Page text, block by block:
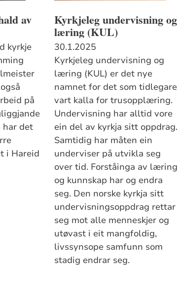
av
kyrkje
på
har det
i Hareid
Kyrkjeleg undervisning og
læring (KUL)
30.1.2025
Kyrkjeleg undervisning og
læring (KUL) er det nye
namnet for det som tidlegare
vart kalla for trusopplæring.
Undervisning har alltid vore
ein del av kyrkja sitt oppdrag.
Samtidig har måten ein
underviser på utvikla seg
over tid. Forståinga av læring
og kunnskap har og endra
seg. Den norske kyrkja sitt
undervisningsoppdrag rettar
seg mot alle menneskjer og
utøvast i eit mangfoldig,
livssynsope samfunn som
stadig endrar seg.